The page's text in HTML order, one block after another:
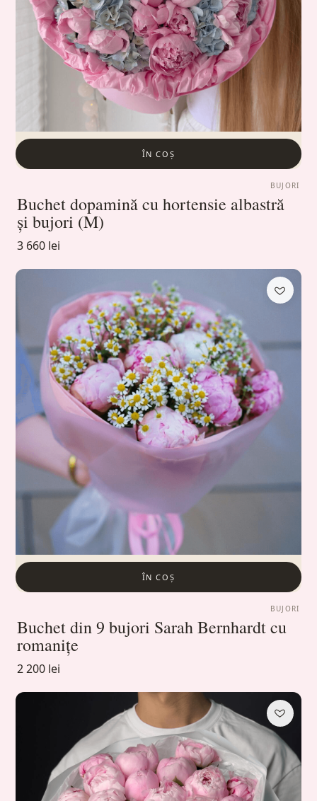
ÎN COȘ
BUJORI
Buchet dopamină cu hortensie albastră
și bujori (M)
3 660 lei
ÎN COȘ
BUJORI
Buchet din 9 bujori Sarah Bernhardt cu
romanițe
2 200 lei